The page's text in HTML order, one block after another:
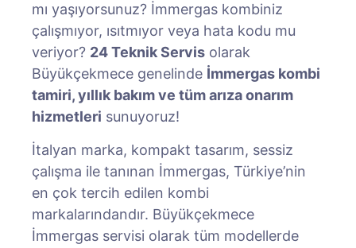
mı yaşıyorsunuz? İmmergas kombiniz
çalışmıyor, ısıtmıyor veya hata kodu mu
veriyor? 24 Teknik Servis olarak
Büyükçekmece genelinde İmmergas kombi
tamiri, yıllık bakım ve tüm arıza onarım
hizmetleri sunuyoruz!
İtalyan marka, kompakt tasarım, sessiz
çalışma ile tanınan İmmergas, Türkiye’nin
en çok tercih edilen kombi
markalarındandır. Büyükçekmece
İmmergas servisi olarak tüm modellerde